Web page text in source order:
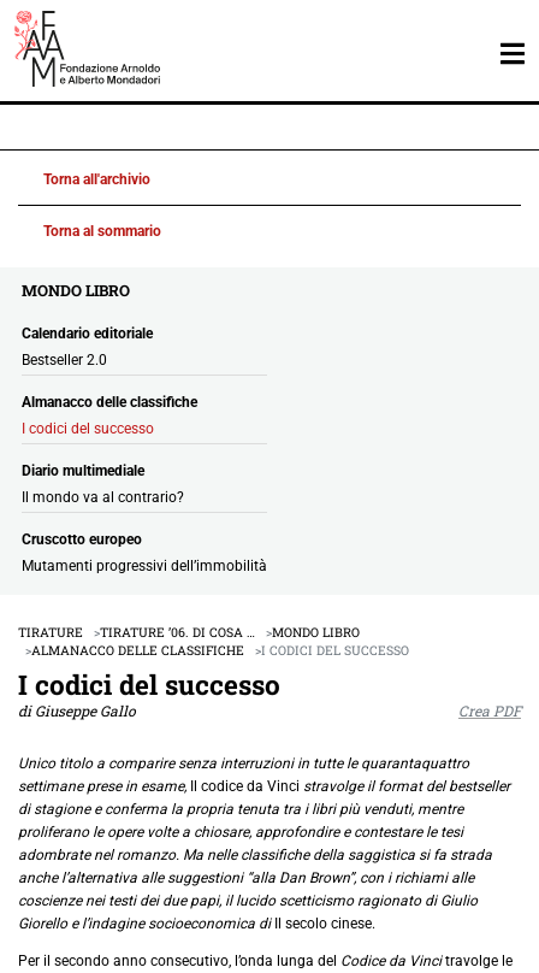
Torna all'archivio
Torna al sommario
MONDO LIBRO
Calendario editoriale
Bestseller 2.0
Almanacco delle classifiche
I codici del successo
Diario multimediale
Il mondo va al contrario?
Cruscotto europeo
Mutamenti progressivi dell’immobilità
TIRATURE TIRATURE ’06. DI COSA …
MONDO LIBRO
ALMANACCO DELLE CLASSIFICHE
I CODICI DEL SUCCESSO
I codici del successo
di Giuseppe Gallo Crea PDF
Unico titolo a comparire senza interruzioni in tutte le quarantaquattro
settimane prese in esame, Il codice da Vinci stravolge il format del bestseller
di stagione e conferma la propria tenuta tra i libri più venduti, mentre
proliferano le opere volte a chiosare, approfondire e contestare le tesi
adombrate nel romanzo. Ma nelle classifiche della saggistica si fa strada
anche l’alternativa alle suggestioni “alla Dan Brown”, con i richiami alle
coscienze nei testi dei due papi, il lucido scetticismo ragionato di Giulio
Giorello e l’indagine socioeconomica di Il secolo cinese.
Per il secondo anno consecutivo, l’onda lunga del Codice da Vincitravolge le